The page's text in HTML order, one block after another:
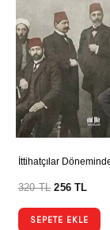
İttihatçılar
320TL 256TL
SEPETE EKLE